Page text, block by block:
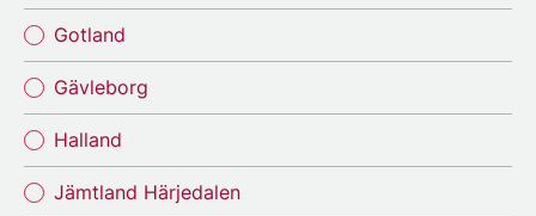
Gotland
Gävleborg
Halland
Jämtland Härjedalen